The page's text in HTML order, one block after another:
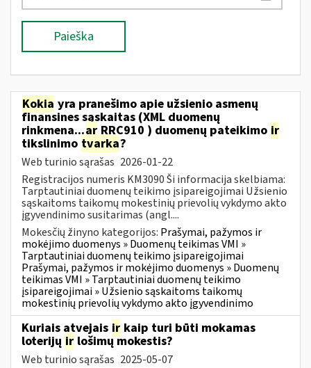
Paieška
Kokia yra pranešimo apie užsienio asmenų
finansines sąskaitas (XML duomenų
rinkmena...ar RRC910 ) duomenų pateikimo ir
tikslinimo tvarka?
Web turinio sąrašas 2026-01-22
Registracijos numeris KM3090 Ši informacija skelbiama:
Tarptautiniai duomenų teikimo įsipareigojimai Užsienio
sąskaitoms taikomų mokestinių prievolių vykdymo akto
įgyvendinimo susitarimas (angl....
Mokesčių žinyno kategorijos: Prašymai, pažymos ir
mokėjimo duomenys » Duomenų teikimas VMI »
Tarptautiniai duomenų teikimo įsipareigojimai
Prašymai, pažymos ir mokėjimo duomenys » Duomenų
teikimas VMI » Tarptautiniai duomenų teikimo
įsipareigojimai » Užsienio sąskaitoms taikomų
mokestinių prievolių vykdymo akto įgyvendinimo
Kuriais atvejais ir kaip turi būti mokamas
loterijų ir lošimų mokestis?
Web turinio sąrašas 2025-05-07